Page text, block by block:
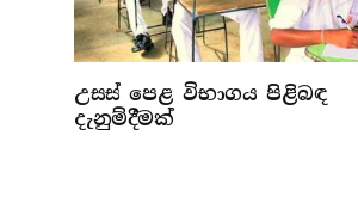
උසස් පෙළ විභාගය පිළිබඳ
දැනුම්දීමක්